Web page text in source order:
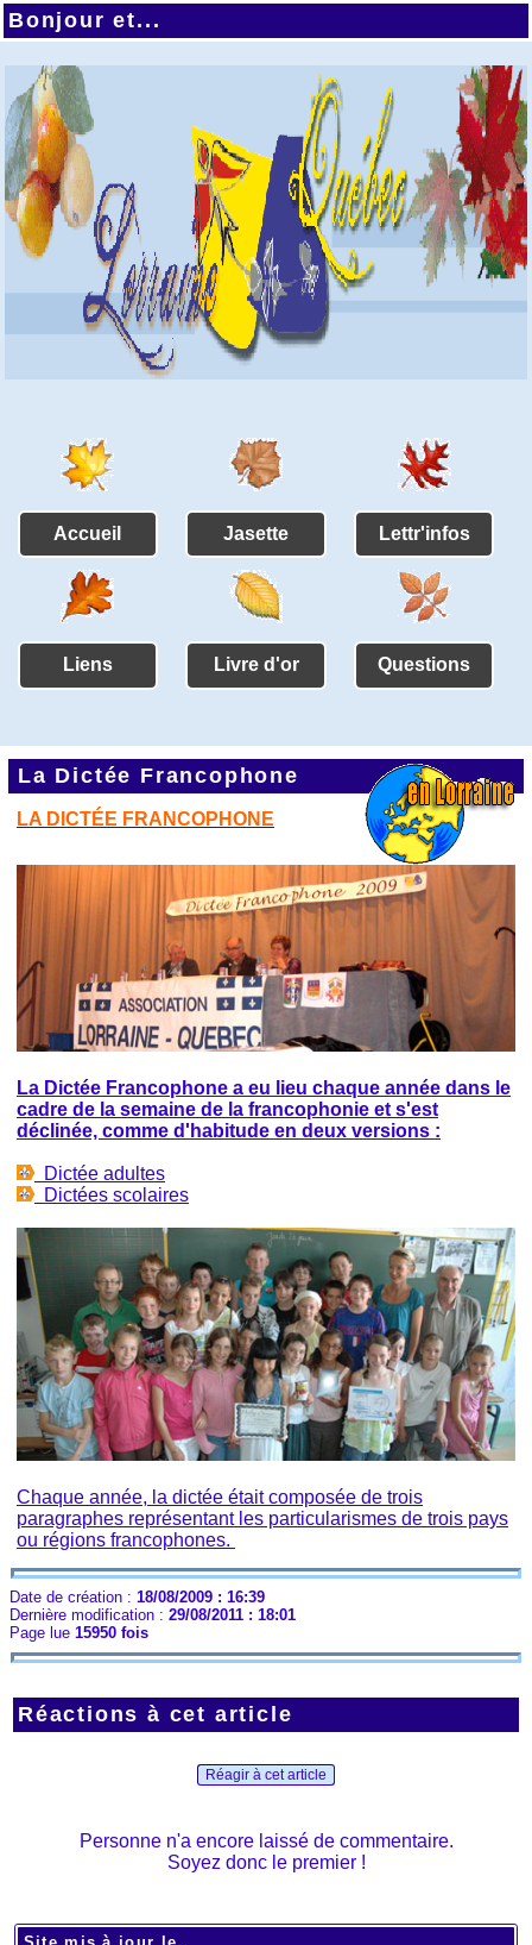
Bonjour et...
Accueil Jasette Lettr'infos
Liens Livre d'or Questions
La Dictée Francophone
LA DICTÉE FRANCOPHONE
La Dictée Francophone a eu lieu chaque année dans le
cadre de la semaine de la francophonie et s'est
déclinée, comme d'habitude en deux versions :
Dictée adultes
Dictées scolaires
Chaque année, la dictée était composée de trois
paragraphes représentant les particularismes de trois pays
ou régions francophones.
Date de création : 18/08/2009 : 16:39
Dernière modification : 29/08/2011 : 18:01
Page lue 15950 fois
Réactions à cet article
Réagir à cet article
Personne n'a encore laissé de commentaire.
Soyez donc le premier !